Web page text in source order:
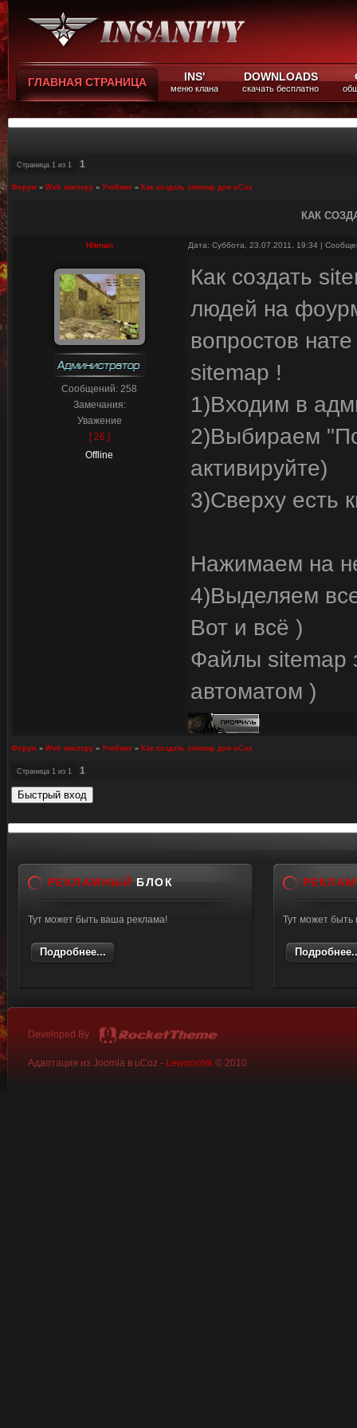
ГЛАВНАЯ СТРАНИЦА INS'
меню клана
DOWNLOADS
скачать бесплатно
Страница 1 из 1 1
Форум » Web мастеру » Учебник » Как создать sitemap для uCoz
КАК
Hitman Дата: Суббота, 23.07.2011, 19:34 |
Сообщений: 258
Замечания:
Уважение
[ 26 ]
Offline
Как создать
людей на
вопростов
sitemap !
1)Входим в
2)Выбираем
активируйте)
3)Сверху есть
Нажимаем на
4)Выделяем
Вот и всё )
Файлы sitemap
автоматом )
Форум » Web мастеру » Учебник » Как создать sitemap для uCoz
Страница 1 из 1 1
РЕКЛАМНЫЙ БЛОК
Тут может быть ваша реклама!
Подробнее...
Тут может
Developed By
Адаптация из Joomla в uCoz - Lewonchik© 2010